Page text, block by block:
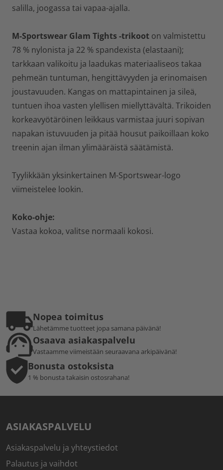
salilla, joogassa tai vapaa-ajalla.
M-Sportswear Glam Tights -trikoot on valmistettu
78 % nylonista ja 22 % spandexista (elastaani);
tarkkaan valikoitu ja laadukas materiaaliseos takaa
pehmeän tuntuman, hengittävyyden ja erinomaisen
joustavuuden. Kangas on mattapintainen ja sileä,
tuntuen ihoa vasten ylellisen miellyttävältä. Trikoiden
korkeavyötäröinen leikkaus varmistaa juuri sopivan
napakan istuvuuden ja pitää housut paikoillaan koko
treenin ajan ilman ylimääräistä säätämistä.
Tyylikkään yksinkertainen M-Sportswear-logo
viimeistelee lookin.
Koko-ohje:
Vastaa kokoa, valitse normaali kokosi.
Nopea toimitus
Lähetämme tuotteet jopa samana päivänä!
Osaava asiakaspalvelu
Vastaamme viimeistään seuraavana arkipäivänä!
Bonusta ostoksista
1 % bonusta takaisin ostosrahana!
ASIAKASPALVELU
Asiakaspalvelu ja yhteystiedot
Palautus ja vaihdot